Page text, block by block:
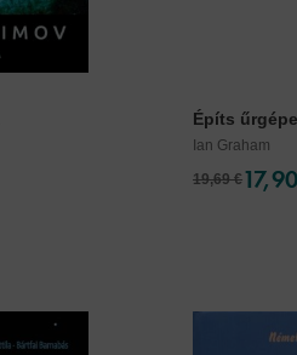
Építs
Ian Graham
19,69 €